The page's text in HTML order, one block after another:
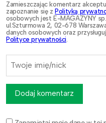
Zamieszczając komentarz
zapoznanie się z Polityką
osobowych jest E-MAGAZYNY
ul.Szturmowa 2, 02-678
danych osobowych oraz
Polityce prywatności.
Dodaj komentarz